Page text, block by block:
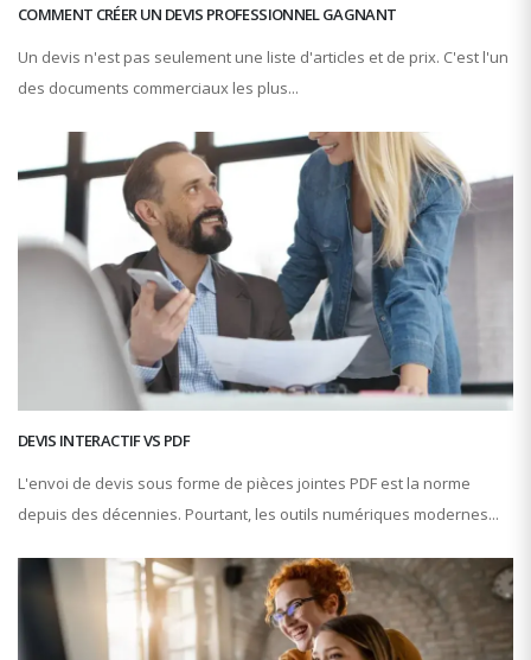
COMMENT CRÉER UN DEVIS PROFESSIONNEL GAGNANT
Un devis n'est pas seulement une liste d'articles et de prix. C'est l'un
des documents commerciaux les plus...
DEVIS INTERACTIF VS PDF
L'envoi de devis sous forme de pièces jointes PDF est la norme
depuis des décennies. Pourtant, les outils numériques modernes...